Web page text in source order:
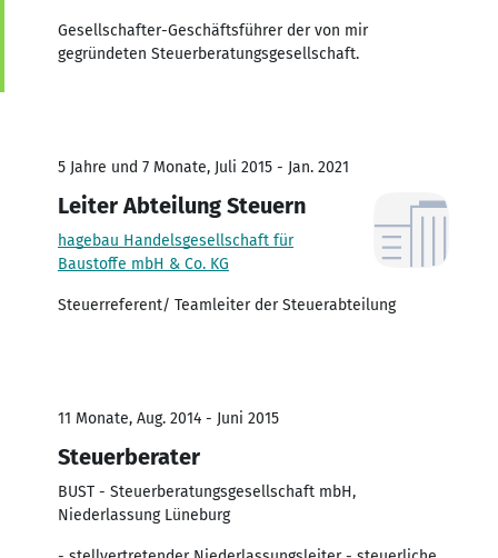
Gesellschafter-Geschäftsführer der von mir
gegründeten Steuerberatungsgesellschaft.
5 Jahre und 7 Monate, Juli 2015 - Jan. 2021
Leiter Abteilung Steuern
hagebau Handelsgesellschaft für
Baustoffe mbH & Co. KG
Steuerreferent/ Teamleiter der Steuerabteilung
11 Monate, Aug. 2014 - Juni 2015
Steuerberater
BUST - Steuerberatungsgesellschaft mbH,
Niederlassung Lüneburg